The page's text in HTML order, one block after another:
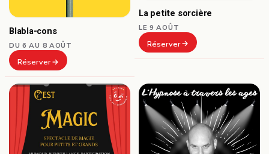
Blabla-cons
DU 6 AU 8 AOÛT
Réserver
La petite sorcière
LE 9 AOÛT
Réserver